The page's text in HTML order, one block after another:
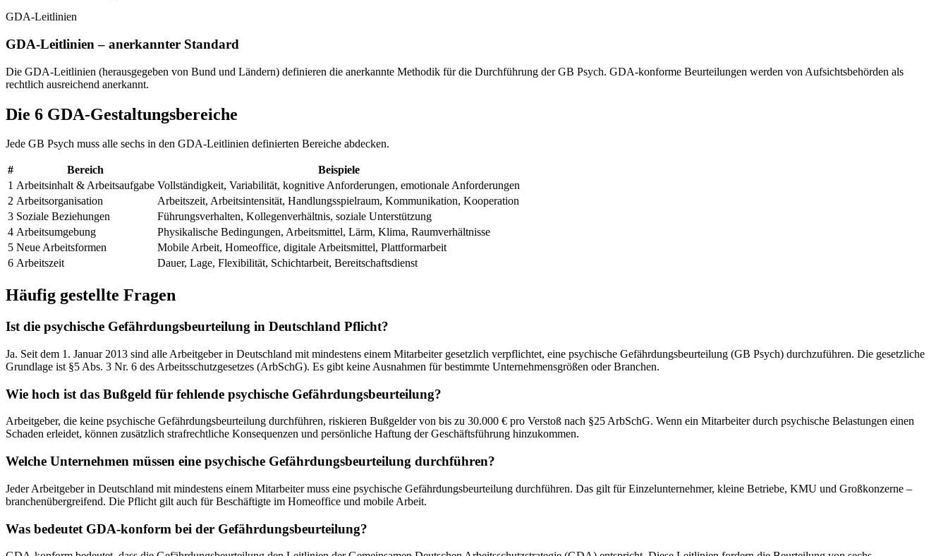
GDA-Leitlinien
GDA-Leitlinien – anerkannter Standard
Die GDA-Leitlinien (herausgegeben von Bund und Ländern) definieren die anerkannte Methodik für die Durchführung der GB Psych. GDA-konforme Beurteilungen werden von Aufsichtsbehörden als
rechtlich ausreichend anerkannt.
Die 6 GDA-Gestaltungsbereiche
Jede GB Psych muss alle sechs in den GDA-Leitlinien definierten Bereiche abdecken.
# Bereich
Beispiele
1 Arbeitsinhalt & Arbeitsaufgabe Vollständigkeit, Variabilität, kognitive Anforderungen, emotionale Anforderungen
2 Arbeitsorganisation
Arbeitszeit, Arbeitsintensität, Handlungsspielraum, Kommunikation, Kooperation
3 Soziale Beziehungen
Führungsverhalten, Kollegenverhältnis, soziale Unterstützung
4 Arbeitsumgebung
Physikalische Bedingungen, Arbeitsmittel, Lärm, Klima, Raumverhältnisse
5 Neue Arbeitsformen
Mobile Arbeit, Homeoffice, digitale Arbeitsmittel, Plattformarbeit
6 Arbeitszeit Dauer, Lage, Flexibilität, Schichtarbeit, Bereitschaftsdienst
Häufig gestellte Fragen
Ist die psychische Gefährdungsbeurteilung in Deutschland Pflicht?
Ja. Seit dem 1. Januar 2013 sind alle Arbeitgeber in Deutschland mit mindestens einem Mitarbeiter gesetzlich verpflichtet, eine psychische Gefährdungsbeurteilung (GB Psych) durchzuführen. Die gesetzliche
Grundlage ist §5 Abs. 3 Nr. 6 des Arbeitsschutzgesetzes (ArbSchG). Es gibt keine Ausnahmen für bestimmte Unternehmensgrößen oder Branchen.
Wie hoch ist das Bußgeld für fehlende psychische Gefährdungsbeurteilung?
Arbeitgeber, die keine psychische Gefährdungsbeurteilung durchführen, riskieren Bußgelder von bis zu 30.000 € pro Verstoß nach §25 ArbSchG. Wenn ein Mitarbeiter durch psychische Belastungen einen
Schaden erleidet, können zusätzlich strafrechtliche Konsequenzen und persönliche Haftung der Geschäftsführung hinzukommen.
Welche Unternehmen müssen eine psychische Gefährdungsbeurteilung durchführen?
Jeder Arbeitgeber in Deutschland mit mindestens einem Mitarbeiter muss eine psychische Gefährdungsbeurteilung durchführen. Das gilt für Einzelunternehmer, kleine Betriebe, KMU und Großkonzerne –
branchenübergreifend. Die Pflicht gilt auch für Beschäftigte im Homeoffice und mobile Arbeit.
Was bedeutet GDA-konform bei der Gefährdungsbeurteilung?